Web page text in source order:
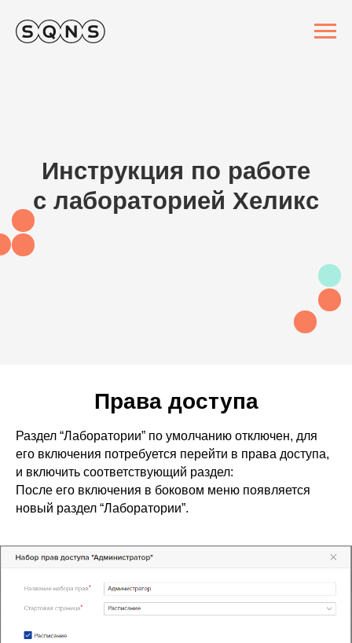
Права доступа
Раздел “Лаборатории” по умолчанию отключен, для
его включения потребуется перейти в права доступа,
и включить соответствующий раздел:
После его включения в боковом меню появляется
новый раздел “Лаборатории”.